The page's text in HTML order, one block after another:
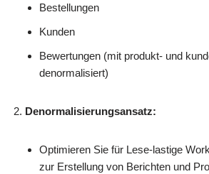
Bestellungen
Kunden
Bewertungen (mit produkt- und
denormalisiert)
Denormalisierungsansatz:
Optimieren Sie für Lese-lastige
zur Erstellung von Berichten und